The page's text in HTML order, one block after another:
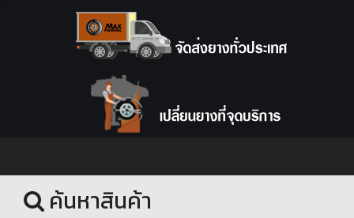
ค้นหาสินค้า